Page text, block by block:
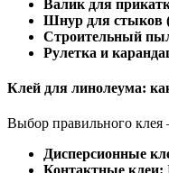
Валик для
Шнур для стыков
Строительный
Рулетка и
Клей для линолеума:
Выбор правильного клея
Дисперсионные